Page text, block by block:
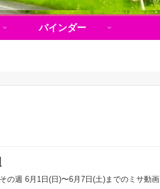
バインダー
の週 6月1日(日)〜6月7日(土)までのミサ動画